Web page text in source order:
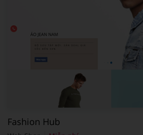
Fashion Hub